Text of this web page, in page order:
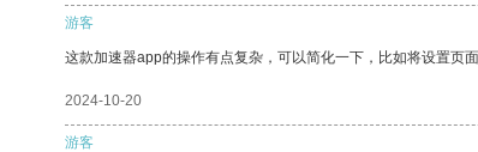
游客
这款加速器app的操作有点复杂，可以简化一下，比如将设置页面
2024-10-20
游客